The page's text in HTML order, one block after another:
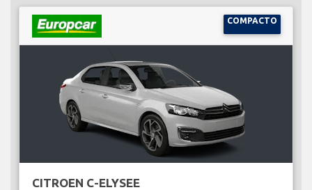
COMPACTO
CITROEN C-ELYSEE